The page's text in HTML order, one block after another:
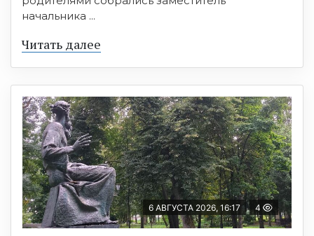
начальника ...
Читать далее
6 АВГУСТА 2026, 16:17 4